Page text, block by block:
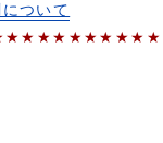
ついて